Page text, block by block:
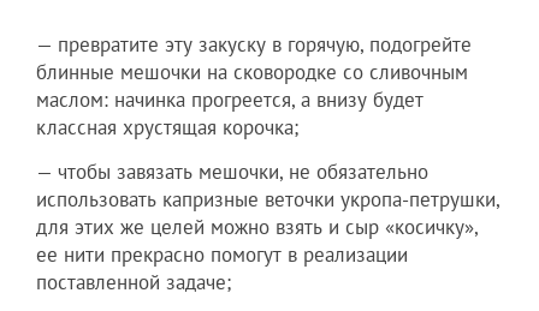
— превратите эту закуску в горячую, подогрейте
блинные мешочки на сковородке со сливочным
маслом: начинка прогреется, а внизу будет
классная хрустящая корочка;
— чтобы завязать мешочки, не обязательно
использовать капризные веточки укропа-петрушки,
для этих же целей можно взять и сыр «косичку»,
ее нити прекрасно помогут в реализации
поставленной задаче;